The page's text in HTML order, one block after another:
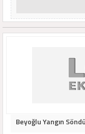
Beyoğlu Yangın